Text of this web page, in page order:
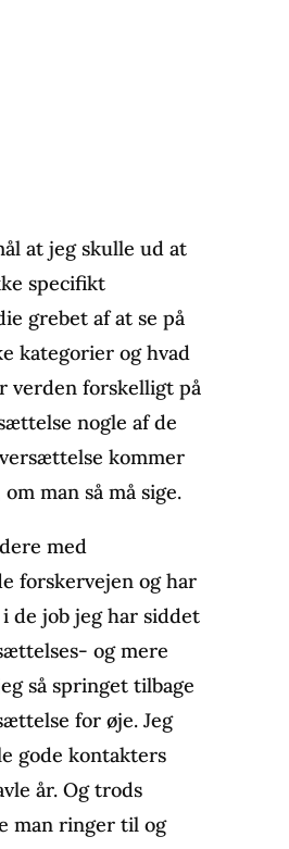
at jeg skulle ud at
specifikt
grebet af at se på
kategorier og hvad
verden forskelligt på
nogle af de
kommer
man så må sige.
med
forskervejen og har
de job jeg har siddet
og mere
så springet tilbage
for øje. Jeg
gode kontakters
år. Og trods
man ringer til og